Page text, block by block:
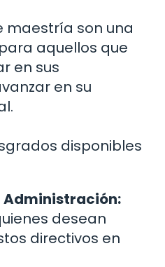
maestría son una
aquellos que
en sus
en su
disponibles
Administración:
desean
directivos en